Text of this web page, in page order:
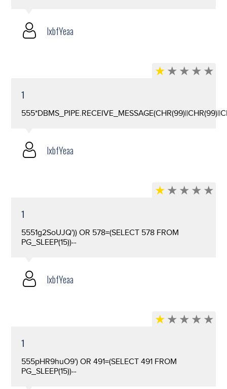
lxbfYeaa
1
lxbfYeaa
1
5551g2SoUJQ')) OR 578=(SELECT 578 FROM
PG_SLEEP(15))--
lxbfYeaa
1
555pHR9huO9') OR 491=(SELECT 491 FROM
PG_SLEEP(15))--